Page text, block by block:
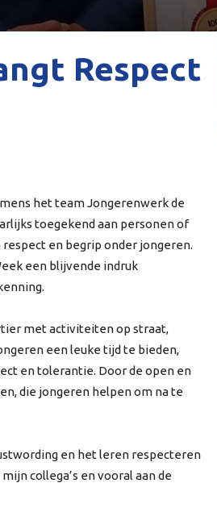
Respect
het team Jongerenwerk de
toegekend aan personen of
en begrip onder jongeren.
een blijvende indruk
met activiteiten op straat,
een leuke tijd te bieden,
en tolerantie. Door de open en
die jongeren helpen om na te
en het leren respecteren
collega’s en vooral aan de